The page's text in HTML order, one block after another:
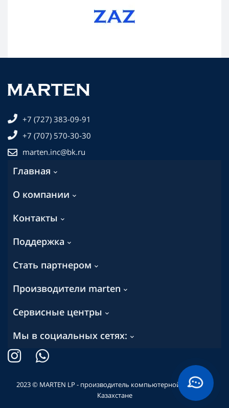
+7 (727) 383-09-91
+7 (707) 570-30-30
marten.inc@bk.ru
Главная
О компании
Контакты
Поддержка
Стать партнером
Производители marten
Сервисные центры
Мы в социальных сетях:
2023 © MARTEN LP - производитель компьютерной техники в
Казахстане